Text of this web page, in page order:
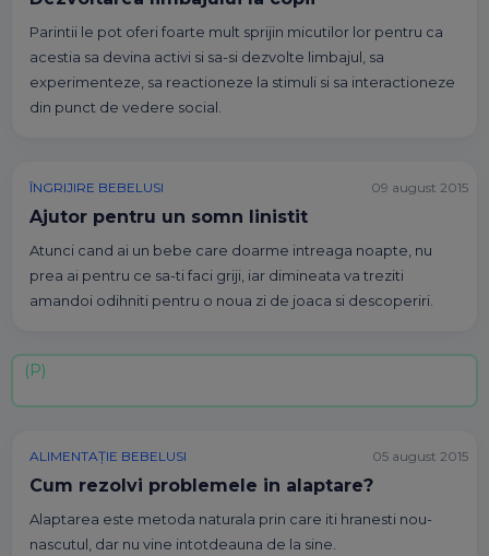
Parintii le pot oferi foarte mult sprijin micutilor lor pentru ca
acestia sa devina activi si sa-si dezvolte limbajul, sa
experimenteze, sa reactioneze la stimuli si sa interactioneze
din punct de vedere social.
ÎNGRIJIRE BEBELUSI
Ajutor pentru un somn linistit
Atunci cand ai un bebe care doarme intreaga noapte, nu
prea ai pentru ce sa-ti faci griji, iar dimineata va treziti
amandoi odihniti pentru o noua zi de joaca si descoperiri.
09 august 2015
ALIMENTAȚIE BEBELUSI
Cum rezolvi problemele in alaptare?
Alaptarea este metoda naturala prin care iti hranesti nou-
nascutul, dar nu vine intotdeauna de la sine.
05 august 2015